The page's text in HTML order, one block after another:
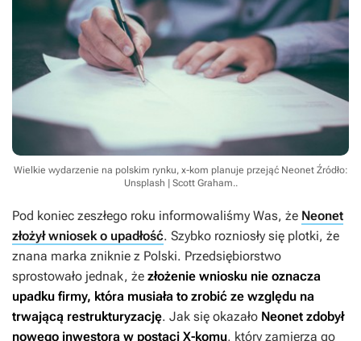
Wielkie wydarzenie na polskim rynku, x-kom planuje przejąć Neonet Źródło:
Unsplash | Scott Graham..
Pod koniec zeszłego roku informowaliśmy Was, że Neonet
złożył wniosek o upadłość. Szybko rozniosły się plotki, że
znana marka zniknie z Polski. Przedsiębiorstwo
sprostowało jednak, że złożenie wniosku nie oznacza
upadku firmy, która musiała to zrobić ze względu na
trwającą restrukturyzację. Jak się okazało Neonet zdobył
nowego inwestora w postaci X-komu, który zamierza go